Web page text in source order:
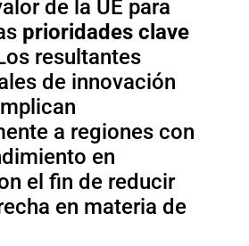
de la UE para
prioridades clave
resultantes
de innovación
a regiones con
en
el fin de reducir
en materia de